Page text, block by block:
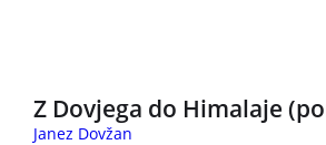
Z Dovjega do Himalaje
Janez Dovžan